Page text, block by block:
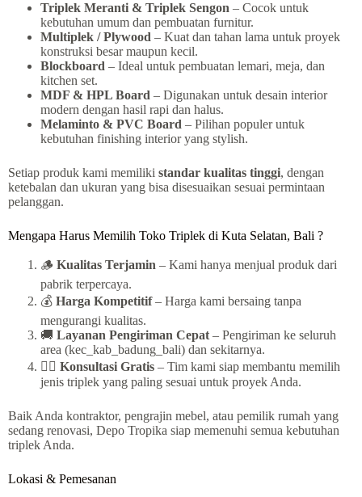
Triplek Meranti & Triplek Sengon – Cocok untuk
kebutuhan umum dan pembuatan furnitur.
Multiplek / Plywood – Kuat dan tahan lama untuk proyek
konstruksi besar maupun kecil.
Blockboard – Ideal untuk pembuatan lemari, meja, dan
kitchen set.
MDF & HPL Board – Digunakan untuk desain interior
modern dengan hasil rapi dan halus.
Melaminto & PVC Board – Pilihan populer untuk
kebutuhan finishing interior yang stylish.
Setiap produk kami memiliki standar kualitas tinggi, dengan
ketebalan dan ukuran yang bisa disesuaikan sesuai permintaan
pelanggan.
Mengapa Harus Memilih Toko Triplek di Kuta Selatan, Bali ?
🪵 Kualitas Terjamin – Kami hanya menjual produk dari
pabrik terpercaya.
💰 Harga Kompetitif– Harga kami bersaing tanpa
mengurangi kualitas.
🚚 Layanan Pengiriman Cepat – Pengiriman ke seluruh
area (kec_kab_badung_bali) dan sekitarnya.
👷‍♂️ Konsultasi Gratis – Tim kami siap membantu memilih
jenis triplek yang paling sesuai untuk proyek Anda.
Baik Anda kontraktor, pengrajin mebel, atau pemilik rumah yang
sedang renovasi, Depo Tropika siap memenuhi semua kebutuhan
triplek Anda.
Lokasi & Pemesanan